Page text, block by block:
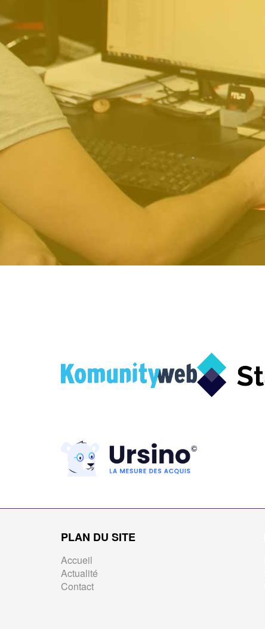
PLAN DU SITE
Accueil
Actualité
Contact